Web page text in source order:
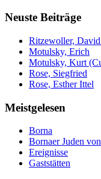
Neuste Beiträge
Ritzewoller,
Motulsky, Erich
Motulsky, Kurt
Rose, Siegfried
Rose, Esther Ittel
Meistgelesen
Borna
Bornaer Juden
Ereignisse
Gaststätten